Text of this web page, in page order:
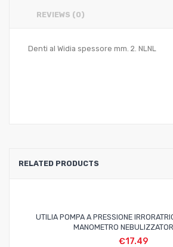
REVIEWS (0)
Denti al Widia spessore mm. 2. NLNL
RELATED PRODUCTS
UTILIA POMPA A PRESSIONE
MANOMETRO
€17.49